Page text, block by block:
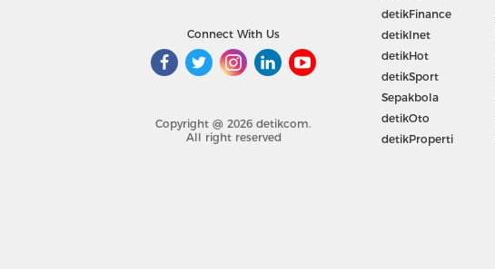
Connect With Us
Copyright @ 2026 detikcom.
All right reserved
detikFinance
detikInet
detikHot
detikSport
Sepakbola
detikOto
detikProperti